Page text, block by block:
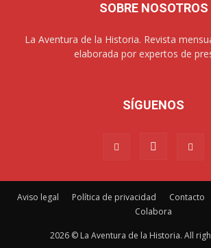
SOBRE NOSOTROS
La Aventura de la Historia. Revista
elaborada por expertos de
SÍGUENOS
Aviso legal Política de privacidad Contacto
Colabora
2026 © La Aventura de la Historia. All